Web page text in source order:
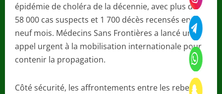
épidémie de choléra de la décennie, avec plus de
58 000 cas suspects et 1 700 décès recensés en
neuf mois. Médecins Sans Frontières a lancé un
appel urgent à la mobilisation internationale pour
contenir la propagation.
Côté sécurité, les affrontements entre les rebelles